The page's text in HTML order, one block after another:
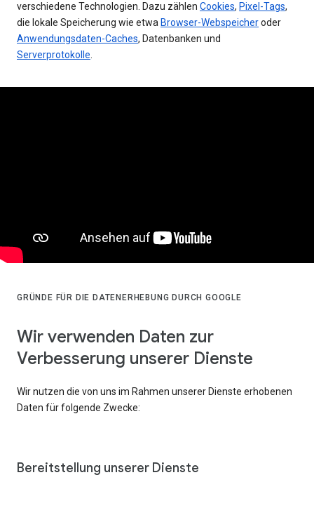
verschiedene Technologien. Dazu zählen Cookies, Pixel-Tags,
die lokale Speicherung wie etwa Browser-Webspeicheroder
Anwendungsdaten-Caches, Datenbanken und
Serverprotokolle
GRÜNDE FÜR DIE DATENERHEBUNG DURCH GOOGLE
Wir verwenden Daten zur
Verbesserung unserer Dienste
Wir nutzen die von uns im Rahmen unserer Dienste erhobenen
Daten für folgende Zwecke:
Bereitstellung unserer Dienste